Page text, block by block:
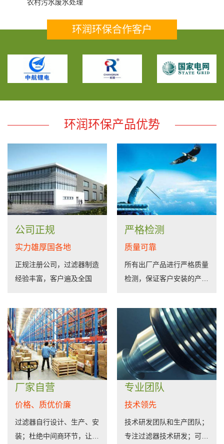
农村污水废水处理
环润环保合作客户
环润环保产品优势
公司正规
实力雄厚国各地
正规注册公司，过滤器制造
经验丰富，客户遍及全国
严格检测
质量可靠
所有出厂产品进行严格质量
检测，保证客户安装的产品
厂家自营
价格、质优价廉
过滤器自行设计、生产、安
装；杜绝中间商环节，让利
专业团队
技术领先
技术研发团队和生产团队；
专注过滤器技术研发；可根